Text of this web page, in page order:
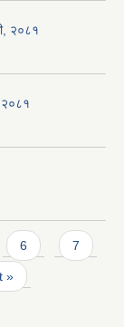
२०८१
२०८१
6 7
»